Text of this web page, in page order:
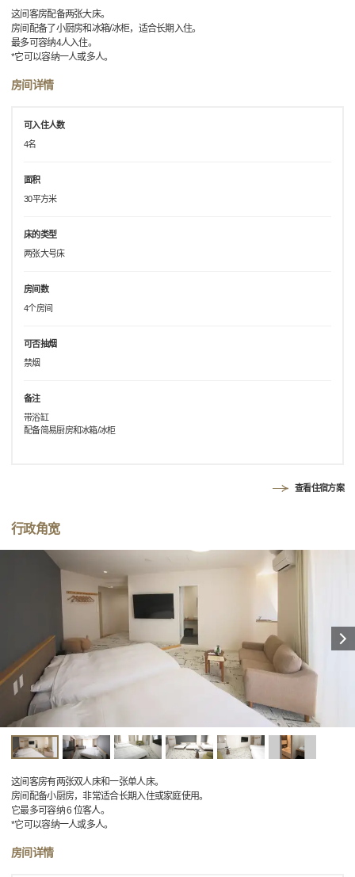
这间客房配备两张大床。
房间配备了小厨房和冰箱/冰柜，适合长期入住。
最多可容纳4人入住。
*它可以容纳一人或多人。
房间详情
可入住人数
4名
面积
30平方米
床的类型
两张大号床
房间数
4个房间
可否抽烟
禁烟
备注
带浴缸
配备简易厨房和冰箱/冰柜
查看住宿方案
行政角宽
这间客房有两张双人床和一张单人床。
房间配备小厨房，非常适合长期入住或家庭使用。
它最多可容纳 6 位客人。
*它可以容纳一人或多人。
房间详情